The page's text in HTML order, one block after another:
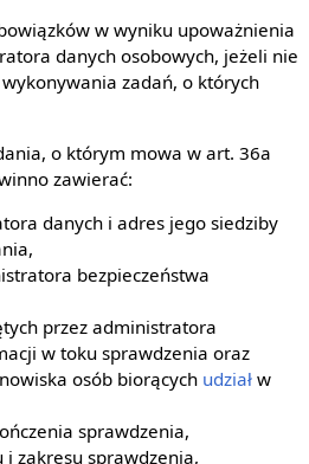
w wyniku upoważnienia
danych osobowych, jeżeli nie
zadań, o których
o którym mowa w art. 36a
zawierać:
danych i adres jego siedziby
bezpieczeństwa
przez administratora
w toku sprawdzenia oraz
osób biorących udział w
sprawdzenia,
zakresu sprawdzenia,